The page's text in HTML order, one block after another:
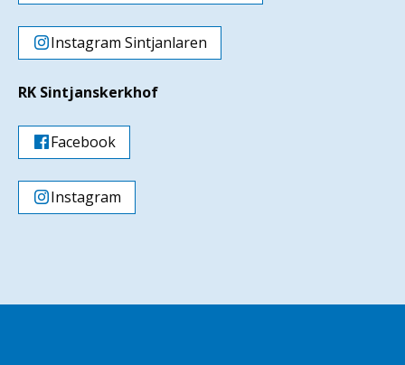
Instagram Sintjanlaren
RK Sintjanskerkhof
Facebook
Instagram